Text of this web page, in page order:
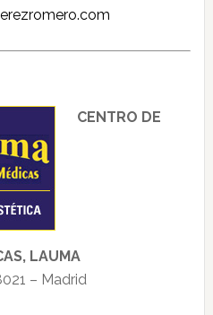
CENTRO DE
LAUMA
– Madrid